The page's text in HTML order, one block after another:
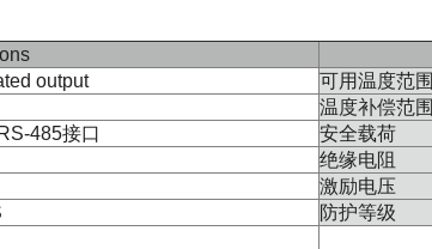
output 可用温度范围
温度补偿范围
485接口 安全载荷
绝缘电阻
激励电压
防护等级